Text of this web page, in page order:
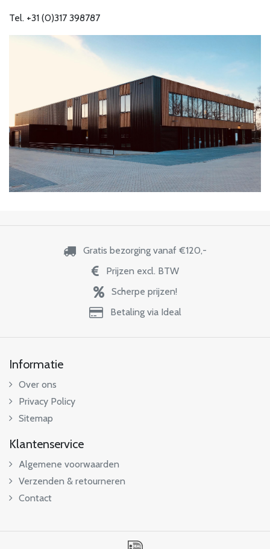
Tel. +31 (0)317 398787
Gratis bezorging vanaf €120,-
Prijzen excl. BTW
Scherpe prijzen!
Betaling via Ideal
Informatie
Over ons
Privacy Policy
Sitemap
Klantenservice
Algemene voorwaarden
Verzenden & retourneren
Contact